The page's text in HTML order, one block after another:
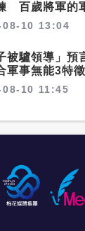
百歲將軍的
08-10 13:04
被驢領導」預
軍事無能3特
半世紀後受矚目
08-10 11:45